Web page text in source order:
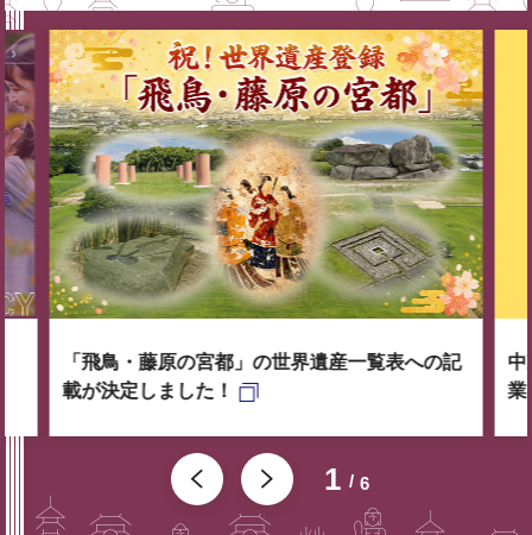
1 6
「飛鳥・藤原の宮都」の世界遺産一覧表への記
載が決定しました！
中
業